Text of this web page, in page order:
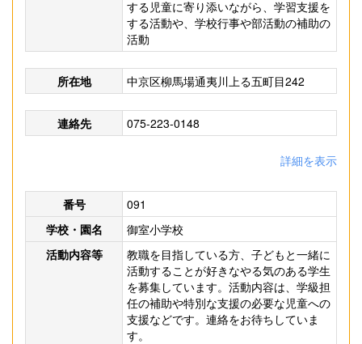
する児童に寄り添いながら、学習支援を
する活動や、学校行事や部活動の補助の
活動
所在地 中京区柳馬場通夷川上る五町目242
連絡先 075-223-0148
詳細を表示
番号
091
学校・園名
御室小学校
活動内容等
教職を目指している方、子どもと一緒に
活動することが好きなやる気のある学生
を募集しています。活動内容は、学級担
任の補助や特別な支援の必要な児童への
支援などです。連絡をお待ちしていま
す。